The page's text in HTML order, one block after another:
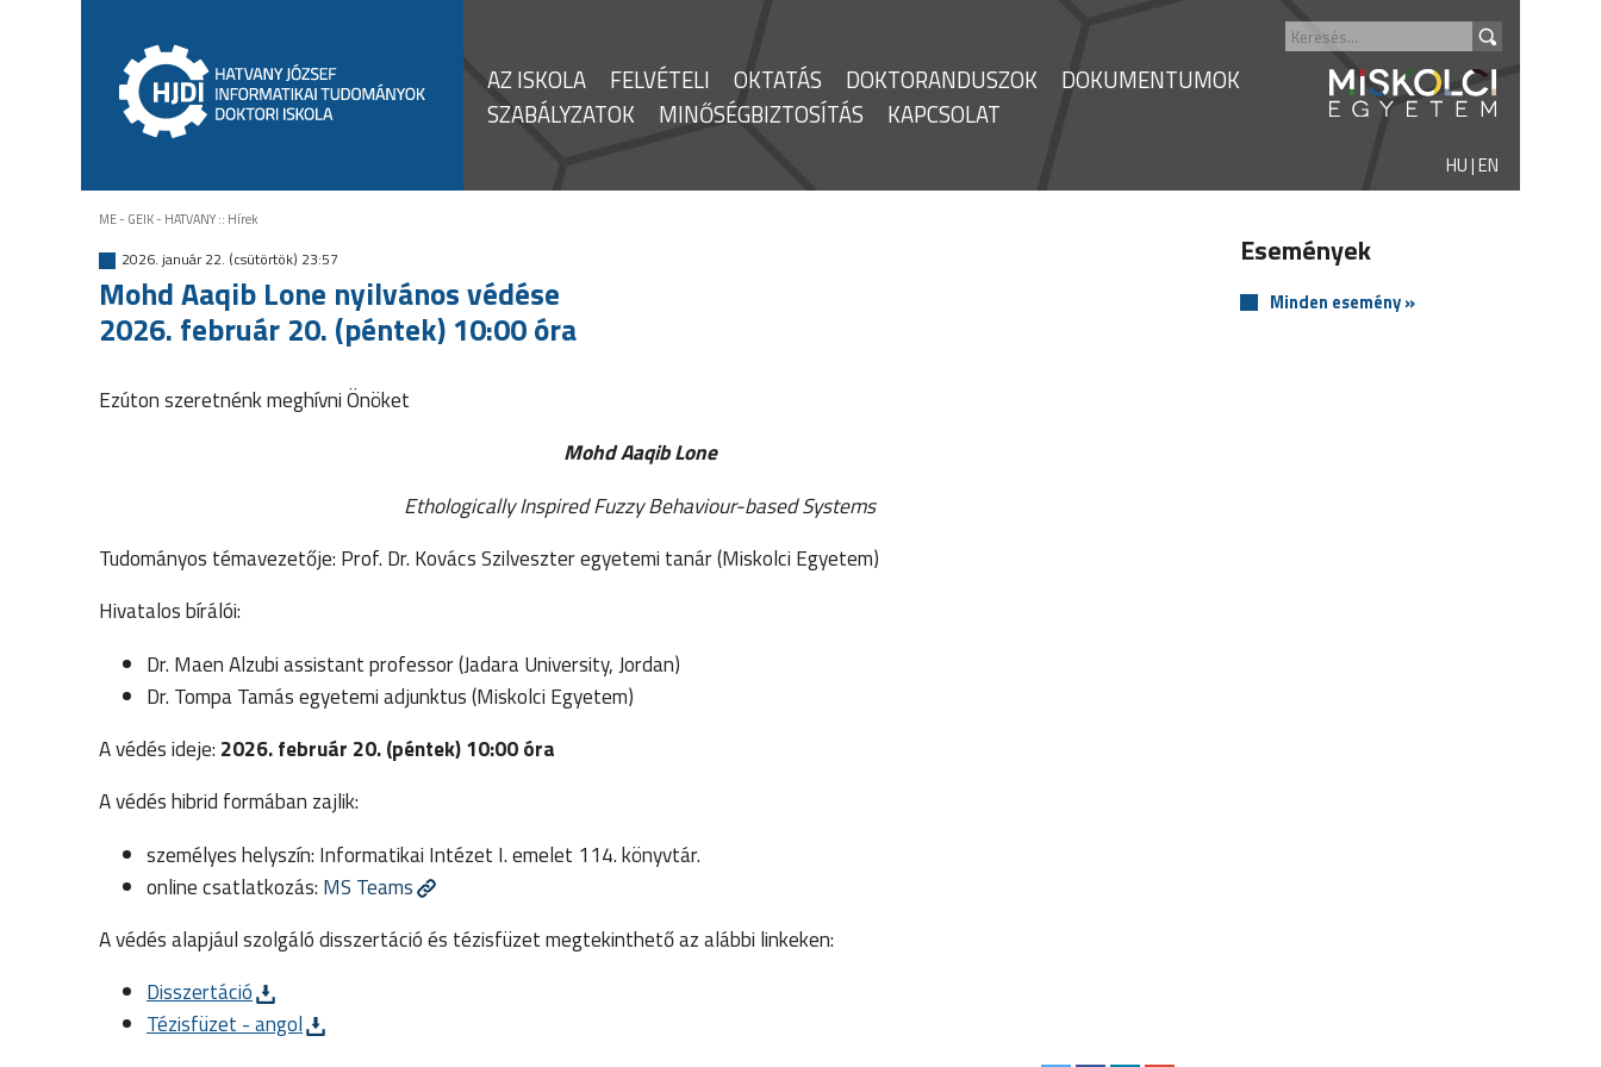
AZ ISKOLA FELVÉTELI OKTATÁS DOKTORANDUSZOK
DOKUMENTUMOK
SZABÁLYZATOK
MINŐSÉGBIZTOSÍTÁS KAPCSOLAT
HU|EN
ME - GEIK - HATVANY:: Hírek
2026. január 22. (csütörtök) 23:57
Mohd Aaqib Lone nyilvános védése
2026. február 20. (péntek) 10:00 óra
Ezúton szeretnénk meghívni Önöket
Mohd Aaqib Lone
Ethologically Inspired Fuzzy Behaviour-based Systems
Tudományos témavezetője: Prof. Dr. Kovács Szilveszter egyetemi tanár (Miskolci Egyetem)
Hivatalos bírálói:
Dr. Maen Alzubi assistant professor (Jadara University, Jordan)
Dr. Tompa Tamás egyetemi adjunktus (Miskolci Egyetem)
A védés ideje: 2026. február 20. (péntek) 10:00 óra
A védés hibrid formában zajlik:
személyes helyszín: Informatikai Intézet I. emelet 114. könyvtár.
online csatlatkozás: MS Teams
A védés alapjául szolgáló disszertáció és tézisfüzet megtekinthető az alábbi linkeken:
Disszertáció
Tézisfüzet - angol
Események
Minden esemény »